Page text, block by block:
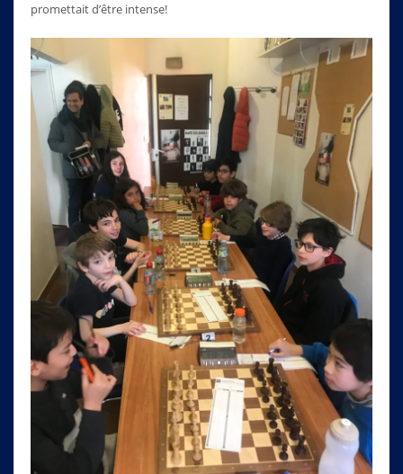
promettait d’être intense!